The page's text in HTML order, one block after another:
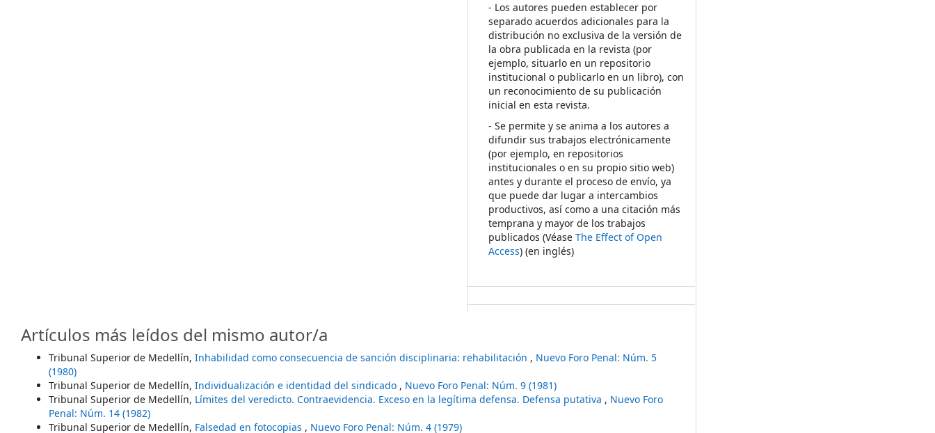
- Los autores pueden establecer por
separado acuerdos adicionales para la
distribución no exclusiva de la versión de
la obra publicada en la revista (por
ejemplo, situarlo en un repositorio
institucional o publicarlo en un libro), con
un reconocimiento de su publicación
inicial en esta revista.
- Se permite y se anima a los autores a
difundir sus trabajos electrónicamente
(por ejemplo, en repositorios
institucionales o en su propio sitio web)
antes y durante el proceso de envío, ya
que puede dar lugar a intercambios
productivos, así como a una citación más
temprana y mayor de los trabajos
publicados (VéaseThe Effect of Open
Access) (en inglés)
Artículos más leídos del mismo autor/a
Tribunal Superior de Medellín, Inhabilidad como consecuencia de sanción disciplinaria: rehabilitación , Nuevo Foro Penal: Núm. 5
(1980)
Tribunal Superior de Medellín, Individualización e identidad del sindicado , Nuevo Foro Penal: Núm. 9 (1981)
Tribunal Superior de Medellín, Límites del veredicto. Contraevidencia. Exceso en la legítima defensa. Defensa putativa , Nuevo Foro
Penal: Núm. 14 (1982)
Tribunal Superior de Medellín, Falsedad en fotocopias , Nuevo Foro Penal: Núm. 4 (1979)